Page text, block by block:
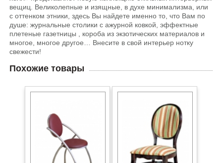
вещиц. Великолепные и изящные, в духе минимализма, или
с оттенком этники, здесь Вы найдете именно то, что Вам по
душе: журнальные столики с ажурной ковкой, эффектные
плетеные газетницы , короба из экзотических материалов и
многое, многое другое… Внесите в свой интерьер нотку
свежести!
Похожие товары